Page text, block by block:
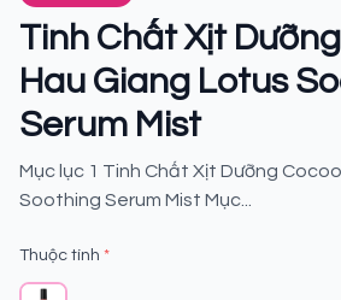
Tinh Chất Xịt
Hau Giang Lotus
Serum Mist
Mục lục 1 Tinh Chất Xịt Dưỡng
Soothing Serum Mist Mục...
Thuộc tính *